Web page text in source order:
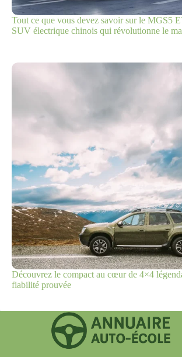
Tout ce que vous devez savoir sur le MGS5
SUV électrique chinois qui révolutionne le
Découvrez le compact au cœur de 4×4
fiabilité prouvée